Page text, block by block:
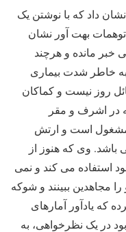
داد که با نوشتن یک
بهت آور نشان
خبر مانده و هرچند
خاطر شدت بیماری
روز نیست و کماکان
در اشرف و مقر
مشغول است و ارتش
باشد. وی که هنوز از
وجود استفاده می کند و نمی
مجاهدین ببینند و شوکه
که یادآور آمارهای
بود در یک نظرخواهی، به